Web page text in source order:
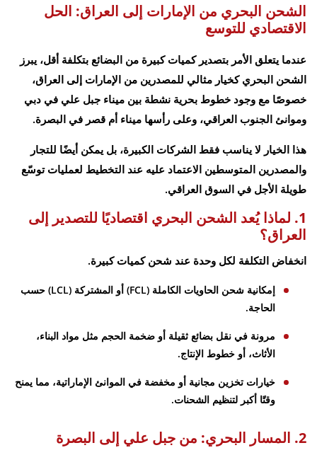
الشحن البحري من الإمارات إلى العراق: الحل
الاقتصادي للتوسع
عندما يتعلق الأمر بتصدير كميات كبيرة من البضائع بتكلفة أقل، يبرز
الشحن البحري كخيار مثالي للمصدرين من الإمارات إلى العراق،
خصوصًا مع وجود خطوط بحرية نشطة بين ميناء جبل علي في دبي
وموانئ الجنوب العراقي، وعلى رأسها ميناء أم قصر في البصرة.
هذا الخيار لا يناسب فقط الشركات الكبيرة، بل يمكن أيضًا للتجار
والمصدرين المتوسطين الاعتماد عليه عند التخطيط لعمليات توسّع
طويلة الأجل في السوق العراقي.
1. لماذا يُعد الشحن البحري اقتصاديًا للتصدير إلى
العراق؟
انخفاض التكلفة لكل وحدة عند شحن كميات كبيرة.
إمكانية شحن الحاويات الكاملة (FCL) أو المشتركة (LCL) حسب
الحاجة.
مرونة في نقل بضائع ثقيلة أو ضخمة الحجم مثل مواد البناء،
الأثاث، أو خطوط الإنتاج.
خيارات تخزين مجانية أو مخفضة في الموانئ الإماراتية، مما يمنح
وقتًا أكبر لتنظيم الشحنات.
2. المسار البحري: من جبل علي إلى البصرة